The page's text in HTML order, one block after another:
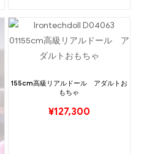
155cm高級リアルドール アダルトお
もちゃ
¥127,300